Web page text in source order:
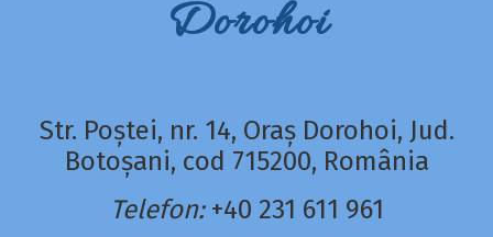
Dorohoi
Str. Poștei, nr. 14, Oraș Dorohoi, Jud.
Botoșani, cod 715200, România
Telefon: +40 231 611 961